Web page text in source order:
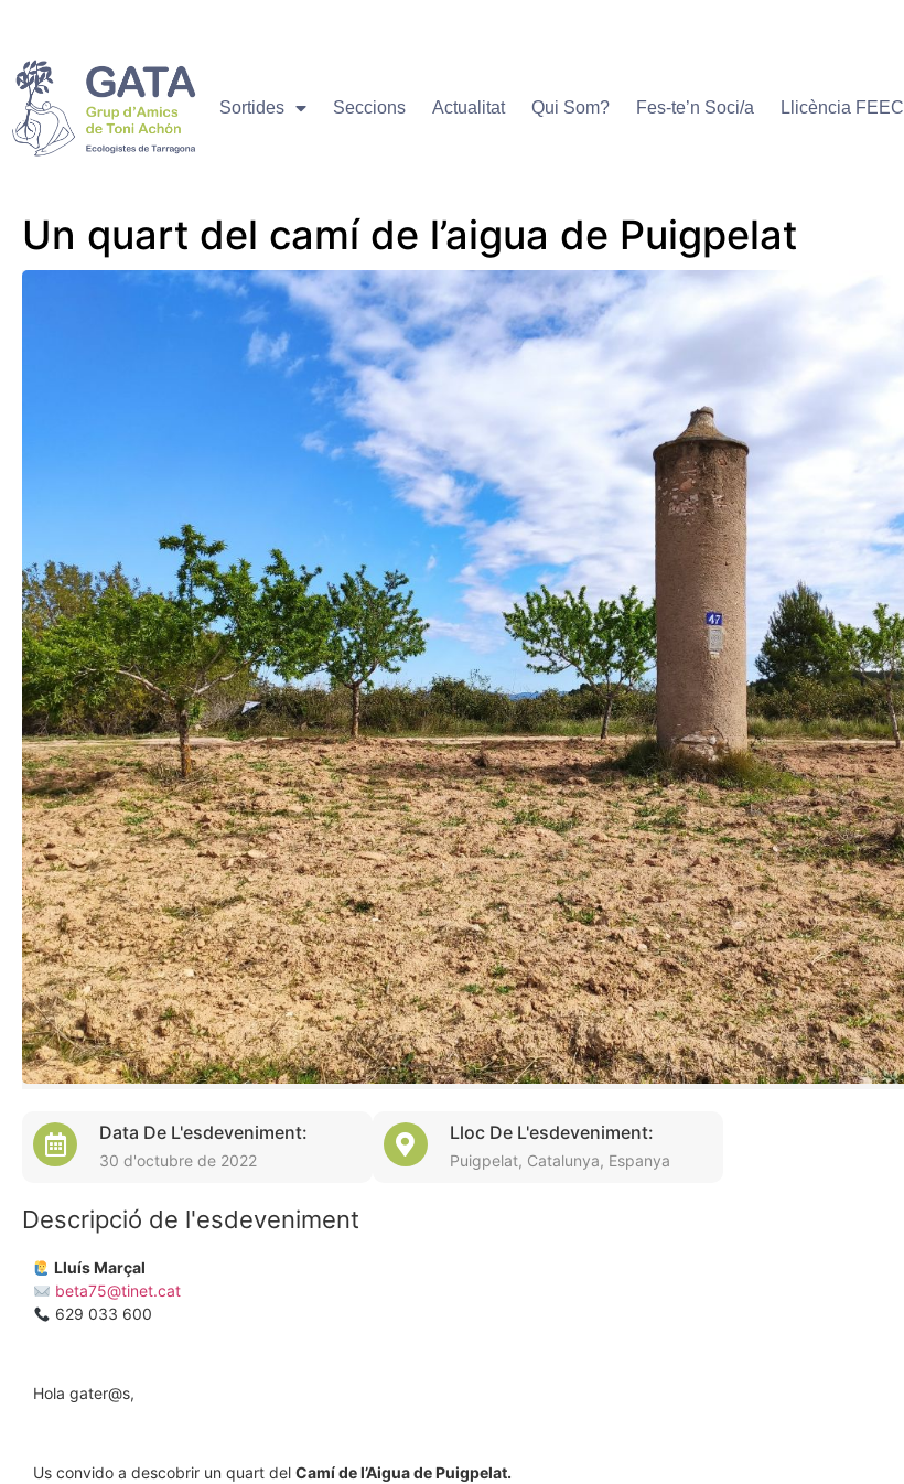
Sortides Seccions Actualitat Qui Som? Fes-te’n Soci/a Llicència FEEC
Un quart del camí de l’aigua de Puigpelat
Data De L'esdeveniment:
30 d'octubre de 2022
Lloc De L'esdeveniment:
Puigpelat, Catalunya, Espanya
Descripció de l'esdeveniment
Lluís Marçal
beta75@tinet.cat
629 033 600
Hola gater@s,
Us convido a descobrir un quart del Camí de l’Aigua de Puigpelat.